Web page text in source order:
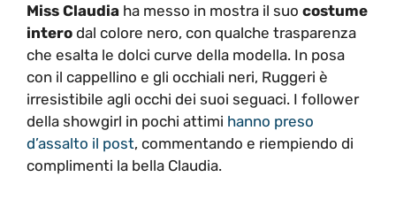
Miss Claudia ha messo in mostra il suo costume
intero dal colore nero, con qualche trasparenza
che esalta le dolci curve della modella. In posa
con il cappellino e gli occhiali neri, Ruggeri è
irresistibile agli occhi dei suoi seguaci. I follower
della showgirl in pochi attimi hanno preso
d’assalto il post, commentando e riempiendo di
complimenti la bella Claudia.